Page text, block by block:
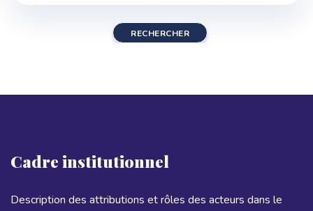
RECHERCHER
Cadre institutionnel
Description des attributions et rôles des acteurs dans le